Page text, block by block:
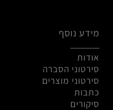
מידע נוסף
אודות
סירטוני הסברה
סירטוני מוצרים
כתבות
סיקורים